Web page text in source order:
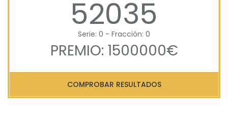
52035
Serie: 0 - Fracción: 0
PREMIO: 1500000€
COMPROBAR RESULTADOS